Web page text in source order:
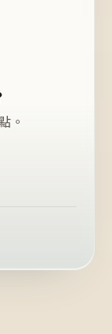
。